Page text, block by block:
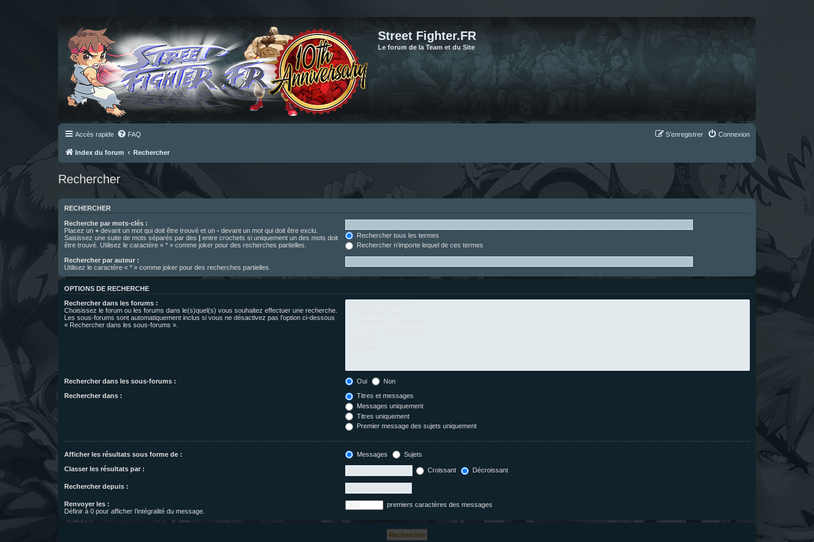
Street Fighter.FR
Le forum de la Team et du Site
Accès rapide FAQ Connexion
S’enregistrer
Index du forum Rechercher
Rechercher
RECHERCHER
Recherche par mots-clés :
Placez un + devant un mot qui doit être trouvé et un - devant un mot qui doit être exclu.
Saisissez une suite de mots séparés par des | entre crochets si uniquement un des mots doit
être trouvé. Utilisez le caractère « * » comme joker pour des recherches partielles.
Rechercher tous les termes
Rechercher n’importe lequel de ces termes
Rechercher par auteur :
Utilisez le caractère « * » comme joker pour des recherches partielles.
OPTIONS DE RECHERCHE
Rechercher dans les forums :
Choisissez le forum ou les forums dans le(s)quel(s) vous souhaitez effectuer une recherche.
Les sous-forums sont automatiquement inclus si vous ne désactivez pas l’option ci-dessous
« Rechercher dans les sous-forums ».
Rechercher dans les sous-forums : Oui Non
Rechercher dans :
Titres et messages
Messages uniquement
Titres uniquement
Premier message des sujets uniquement
Afficher les résultats sous forme de : Messages Sujets
Classer les résultats par : Croissant Décroissant
Rechercher depuis :
Renvoyer les :
Définir à 0 pour afficher l’intégralité du message.
premiers caractères des messages